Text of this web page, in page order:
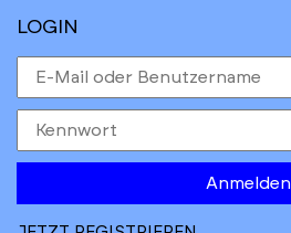
LOGIN
Anmelden